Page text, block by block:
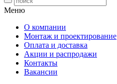
Меню
О компании
Монтаж и проектирование
Оплата и доставка
Акции и распродажи
Контакты
Вакансии